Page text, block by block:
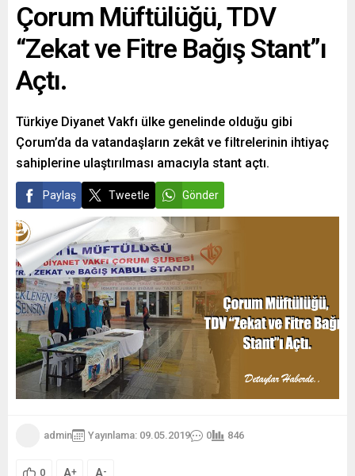
Çorum Müftülüğü, TDV
“Zekat ve Fitre Bağış Stant”ı
Açtı.
Türkiye Diyanet Vakfı ülke genelinde olduğu gibi
Çorum’da da vatandaşların zekât ve filtrelerinin ihtiyaç
sahiplerine ulaştırılması amacıyla stant açtı.
Paylaş Tweetle Gönder
admin Yayınlama: 09.05.2019 0 846
0 A+ A-